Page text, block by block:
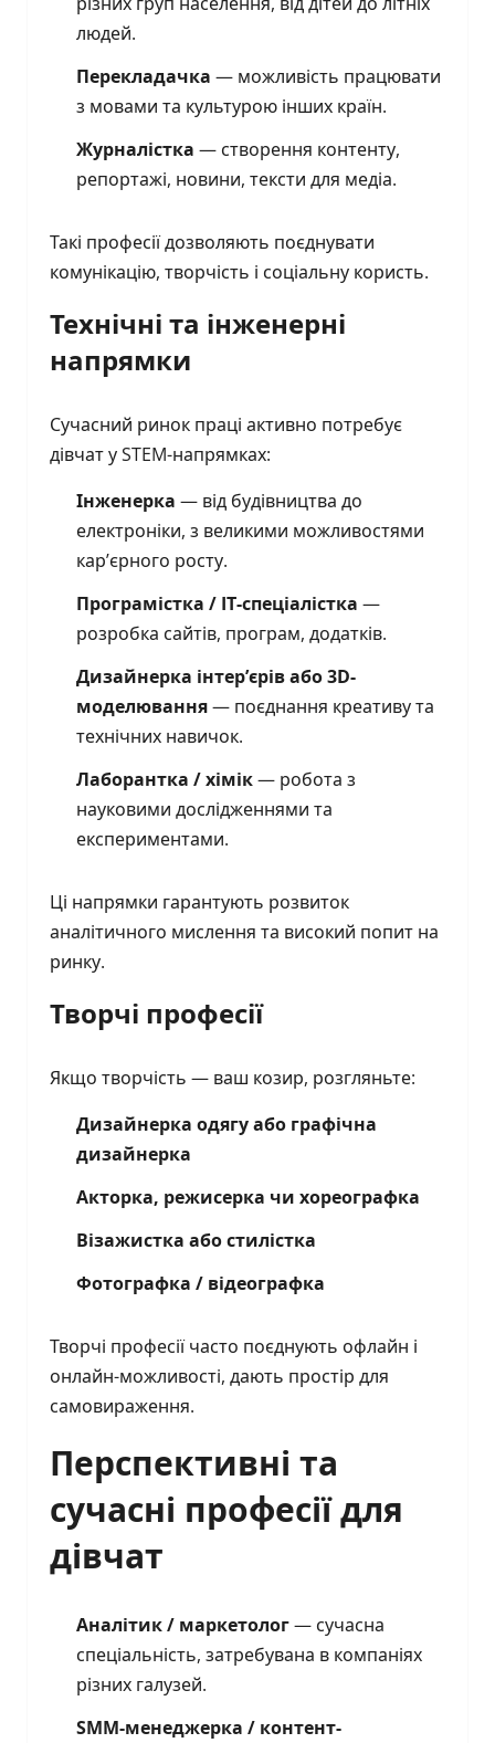
людей.
Перекладачка — можливість працювати
з мовами та культурою інших країн.
Журналістка — створення контенту,
репортажі, новини, тексти для медіа.
Такі професії дозволяють поєднувати
комунікацію, творчість і соціальну користь.
Технічні та інженерні
напрямки
Сучасний ринок праці активно потребує
дівчат у STEM-напрямках:
Інженерка — від будівництва до
електроніки, з великими можливостями
кар’єрного росту.
Програмістка / IT-спеціалістка —
розробка сайтів, програм, додатків.
Дизайнерка інтер’єрів або 3D-
моделювання— поєднання креативу та
технічних навичок.
Лаборантка / хімік— робота з
науковими дослідженнями та
експериментами.
Ці напрямки гарантують розвиток
аналітичного мислення та високий попит на
ринку.
Творчі професії
Якщо творчість — ваш козир, розгляньте:
Дизайнерка одягу або графічна
дизайнерка
Акторка, режисерка чи хореографка
Візажистка або стилістка
Фотографка / відеографка
Творчі професії часто поєднують офлайн і
онлайн-можливості, дають простір для
самовираження.
Перспективні та
сучасні професії для
дівчат
Аналітик / маркетолог— сучасна
спеціальність, затребувана в компаніях
різних галузей.
SMM-менеджерка / контент-